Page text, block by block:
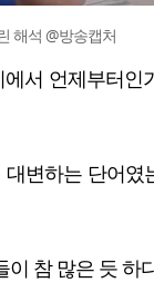
해석 @방송캡처
서 언제부터인
변하는 단어였
이 참 많은 듯 하